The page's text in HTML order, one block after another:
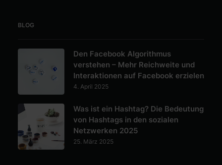
BLOG
Den Facebook Algorithmus
verstehen – Mehr Reichweite und
Interaktionen auf Facebook erzielen
4. April 2025
Was ist ein Hashtag? Die Bedeutung
von Hashtags in den sozialen
Netzwerken 2025
25. März 2025